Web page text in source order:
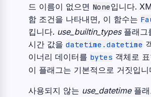
드 이름이 없으면 None입니다.
함 조건을 나타내면, 이 함수는
킵니다. use_builtin_types플래그
시간 값을 datetime.datetime
이너리 데이터를 bytes 객체로
이 플래그는 기본적으로 거짓입니
사용되지 않는 use_datetime플래